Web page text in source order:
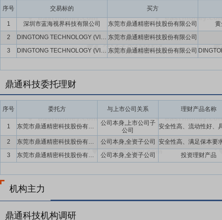
要点15： 股利分配
在满足现金分红条件的基础上,结合公司持续经营
年以现金方式累计分配的利润不少于最近3年实现的年均可分配利润的
要点16：稳定股价措施
公司首次公开发行股票并上市后三年内,如公
持股份、公司全体董事(独立董事除外)和高级管理人员增持公司股票以
序号 交易标的 买方
1 深圳市蓝海视界科技有限公司 东莞市鼎通精密科技股份有限公司
2
DINGTONG TECHNOLOGY (VIETNAMESE) SDN. BHD. 东莞市鼎通精密科技股份有限公司
3
DINGTONG TECHNOLOGY (VIETNAMESE) SDN. BHD. 东莞市鼎通精密科技股份有限公司
鼎通科技委托理财
序号 委托方 与上市公司关系 理财产品名称
1 东莞市鼎通精密科技股份有限公司及子公司
公司本身,上市公司子
公司
2
东莞市鼎通精密科技股份有限公司及全资子公司
公司本身,全资子公司
3
东莞市鼎通精密科技股份有限公司及全资子公司 公司本身,全资子公司 投资理财产品
机构主力
鼎通科技机构调研